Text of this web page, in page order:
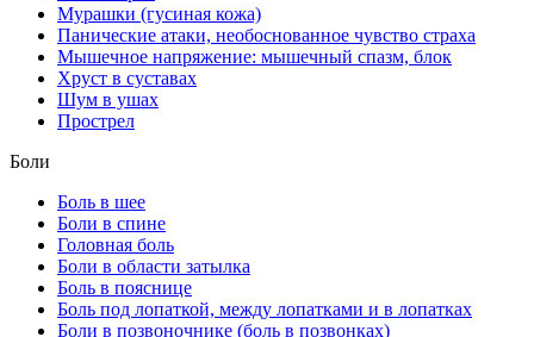
Мурашки (гусиная кожа)
Панические атаки, необоснованное чувство страха
Мышечное напряжение: мышечный спазм, блок
Хруст в суставах
Шум в ушах
Прострел
Боли
Боль в шее
Боли в спине
Головная боль
Боли в области затылка
Боль в пояснице
Боль под лопаткой, между лопатками и в лопатках
Боли в позвоночнике (боль в позвонках)